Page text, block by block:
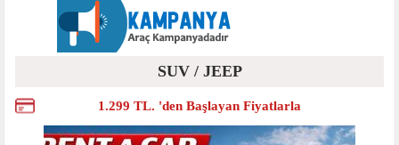
SUV / JEEP
1.299 TL. 'den Başlayan Fiyatlarla